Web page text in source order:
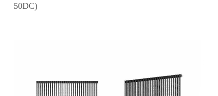
50DC)